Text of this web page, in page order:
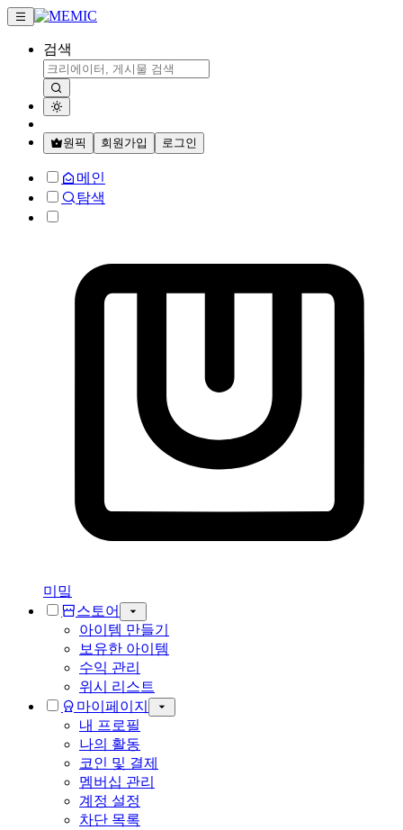
검색
원픽 회원가입 로그인
메인
탐색
미밐
스토어
아이템 만들기
보유한 아이템
수익 관리
위시 리스트
마이페이지
내 프로필
나의 활동
코인 및 결제
멤버십 관리
계정 설정
차단 목록